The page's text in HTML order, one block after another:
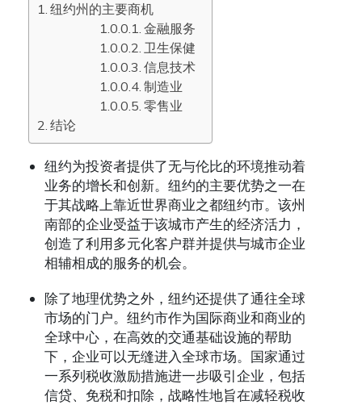
纽约州的主要商机
金融服务
卫生保健
信息技术
制造业
零售业
结论
纽约为投资者提供了无与伦比的环境推动着
业务的增长和创新。纽约的主要优势之一在
于其战略上靠近世界商业之都纽约市。该州
南部的企业受益于该城市产生的经济活力，
创造了利用多元化客户群并提供与城市企业
相辅相成的服务的机会。
除了地理优势之外，纽约还提供了通往全球
市场的门户。纽约市作为国际商业和商业的
全球中心，在高效的交通基础设施的帮助
下，企业可以无缝进入全球市场。国家通过
一系列税收激励措施进一步吸引企业，包括
信贷、免税和扣除，战略性地旨在减轻税收